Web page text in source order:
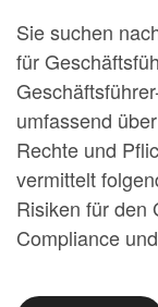
Sie suchen
für
umfassend
Rechte und
vermittelt
Risiken für den
Compliance